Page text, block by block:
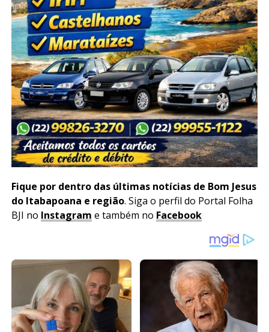
Fique por dentro das últimas notícias de Bom Jesus
do Itabapoana e região. Siga o perfil do Portal Folha
BJI no Instagram e também no Facebook